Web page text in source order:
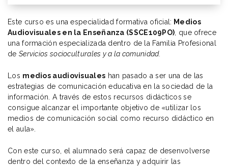
Este curso es una especialidad formativa oficial: Medios
Audiovisuales en la Enseñanza (SSCE109PO) , que ofrece
una formación especializada dentro de la Familia Profesional
de Servicios socioculturales y a la comunidad.
Los medios audiovisuales han pasado a ser una de las
estrategias de comunicación educativa en la sociedad de la
información. A través de estos recursos didácticos se
consigue alcanzar el importante objetivo de «utilizar los
medios de comunicación social como recurso didáctico en
el aula».
Con este curso, el alumnado será capaz de desenvolverse
dentro del contexto de la enseñanza y adquirir las